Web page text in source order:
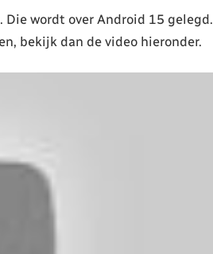
wordt over Android 15 gelegd.
bekijk dan de video hieronder.